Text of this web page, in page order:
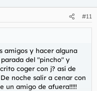
#11
amigos y hacer alguna
parada del "pincho" y
coger con j? así de
noche salir a cenar con
un amigo de afuera!!!!!